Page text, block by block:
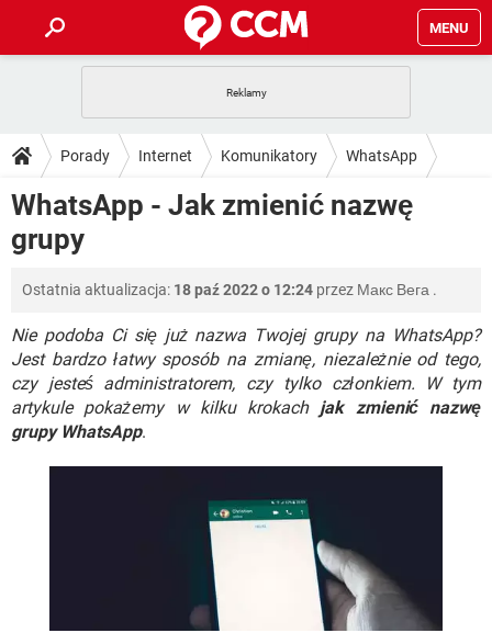
MENU
GRY WHATSAPP
SPOTIFY NETFLIX
INSTAGRAM
PORADY
PlayStation
GRY WHATSAPP
SPOTIFY
INSTAGRAM FACEBOOK
WINDOWS 10
DO POBRANIA
ANDROID
INSTAGRAM FACEBOOK
WINDOWS 10
FORUM
COVID-19 TIKTOK
GRY WHATSAPP
SPOTIFY NETFLIX
INSTAGRAM FACEBOOK
WINDOWS 10
COVID-19 TIKTOK
GRY WHATSAPP
SPOTIFY
Porady Internet Komunikatory WhatsApp
WhatsApp - Jak zmienić nazwę
grupy
Ostatnia aktualizacja: 18 paź 2022 o 12:24 przez Макс Вега .
Nie podoba Ci się już nazwa Twojej grupy na WhatsApp?
Jest bardzo łatwy sposób na zmianę, niezależnie od tego,
czy jesteś administratorem, czy tylko członkiem. W tym
artykule pokażemy w kilku krokach jak zmienić nazwę
grupy WhatsApp.